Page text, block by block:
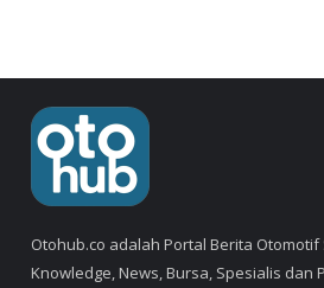
Otohub.co adalah Portal Berita Otomotif
Knowledge, News, Bursa, Spesialis dan